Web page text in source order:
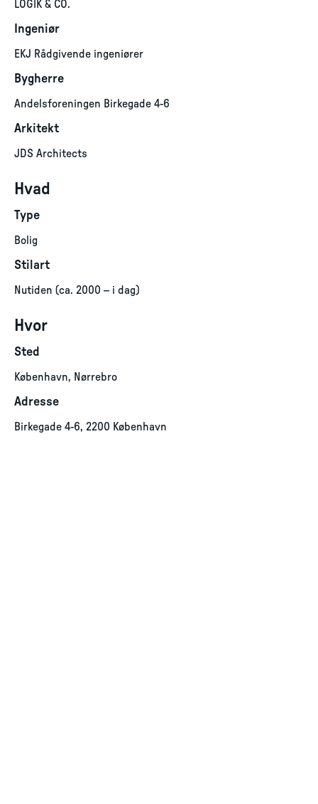
LOGIK & CO.
Ingeniør
EKJ Rådgivende ingeniører
Bygherre
Andelsforeningen Birkegade 4-6
Arkitekt
JDS Architects
Hvad
Type
Bolig
Stilart
Nutiden (ca. 2000 – i dag)
Hvor
Sted
København, Nørrebro
Adresse
Birkegade 4-6, 2200 København